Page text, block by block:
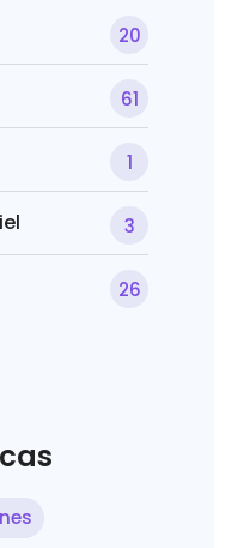
20
61
1
3
26